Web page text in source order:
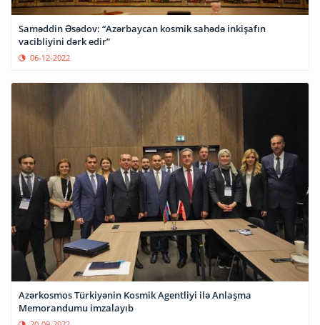
Saməddin Əsədov: “Azərbaycan kosmik sahədə inkişafın
vacibliyini dərk edir”
06-12-2022
Azərkosmos Türkiyənin Kosmik Agentliyi ilə Anlaşma
Memorandumu imzalayıb